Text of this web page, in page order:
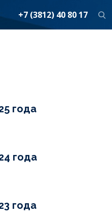
+7 (3812) 40 80 17
года
года
года